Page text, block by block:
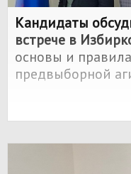
Кандидаты
встрече в
основы и
предвыборной